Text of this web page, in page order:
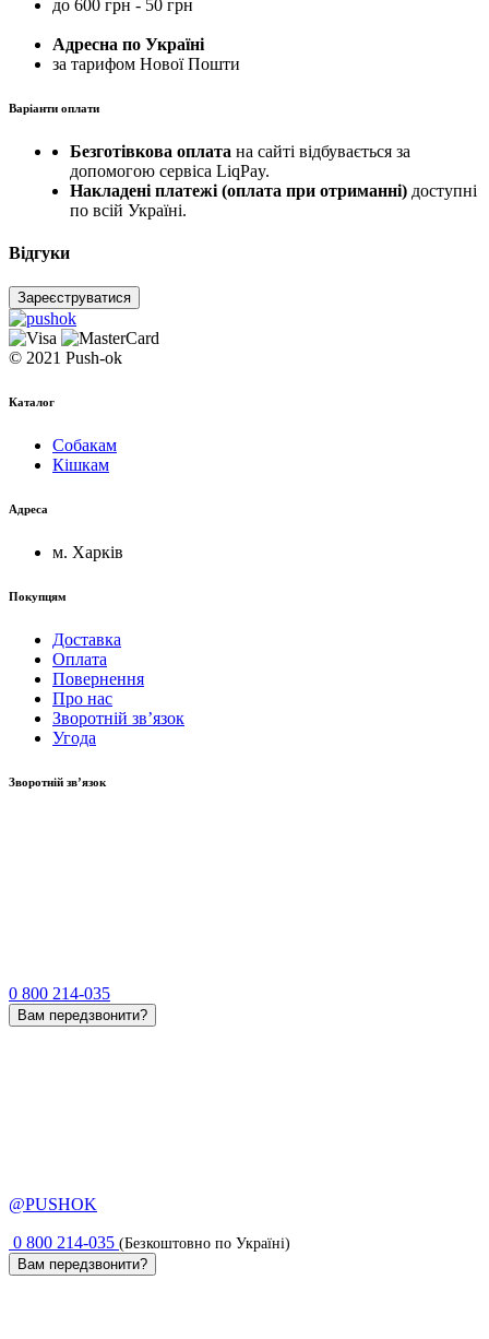
до 600 грн - 50 грн
Адресна по Україні
за тарифом Нової Пошти
Варіанти оплати
Безготівкова оплата на сайті відбувається за
допомогою сервіса LiqPay.
Накладені платежі (оплата при отриманні) доступні
по всій Україні.
Відгуки
Зареєструватися
© 2021 Push-ok
Каталог
Собакам
Кішкам
Адреса
м. Харків
Покупцям
Доставка
Оплата
Повернення
Про нас
Зворотній зв’язок
Угода
Зворотній зв’язок
0 800 214-035
Вам передзвонити?
@PUSHOK
0 800 214-035 (Безкоштовно по Україні)
Вам передзвонити?